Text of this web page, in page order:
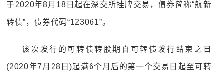
于2020年8月18日起在深交所挂牌交易，债券简称“航新
转债”，债券代码“123061”。
该次发行的可转债转股期自可转债发行结束之日
(2020年7月28日)起满6个月后的第一个交易日起至可转